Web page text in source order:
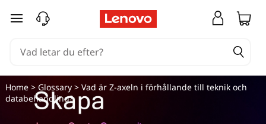
hoppa vidare till huvudinnehållet
Home> Glossary> Vad är Z-axeln i förhållande till teknik och
databehandling?